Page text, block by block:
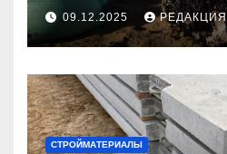
09.12.2025 РЕДАКЦИЯ
СТРОЙМАТЕРИАЛЫ